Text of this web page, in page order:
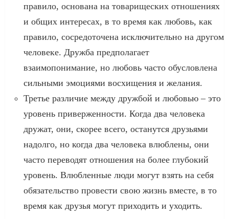
правило, основана на товарищеских отношениях
и общих интересах, в то время как любовь, как
правило, сосредоточена исключительно на другом
человеке. Дружба предполагает
взаимопонимание, но любовь часто обусловлена
сильными эмоциями восхищения и желания.
Третье различие между дружбой и любовью – это
уровень приверженности. Когда два человека
дружат, они, скорее всего, останутся друзьями
надолго, но когда два человека влюблены, они
часто переводят отношения на более глубокий
уровень. Влюбленные люди могут взять на себя
обязательство провести свою жизнь вместе, в то
время как друзья могут приходить и уходить.